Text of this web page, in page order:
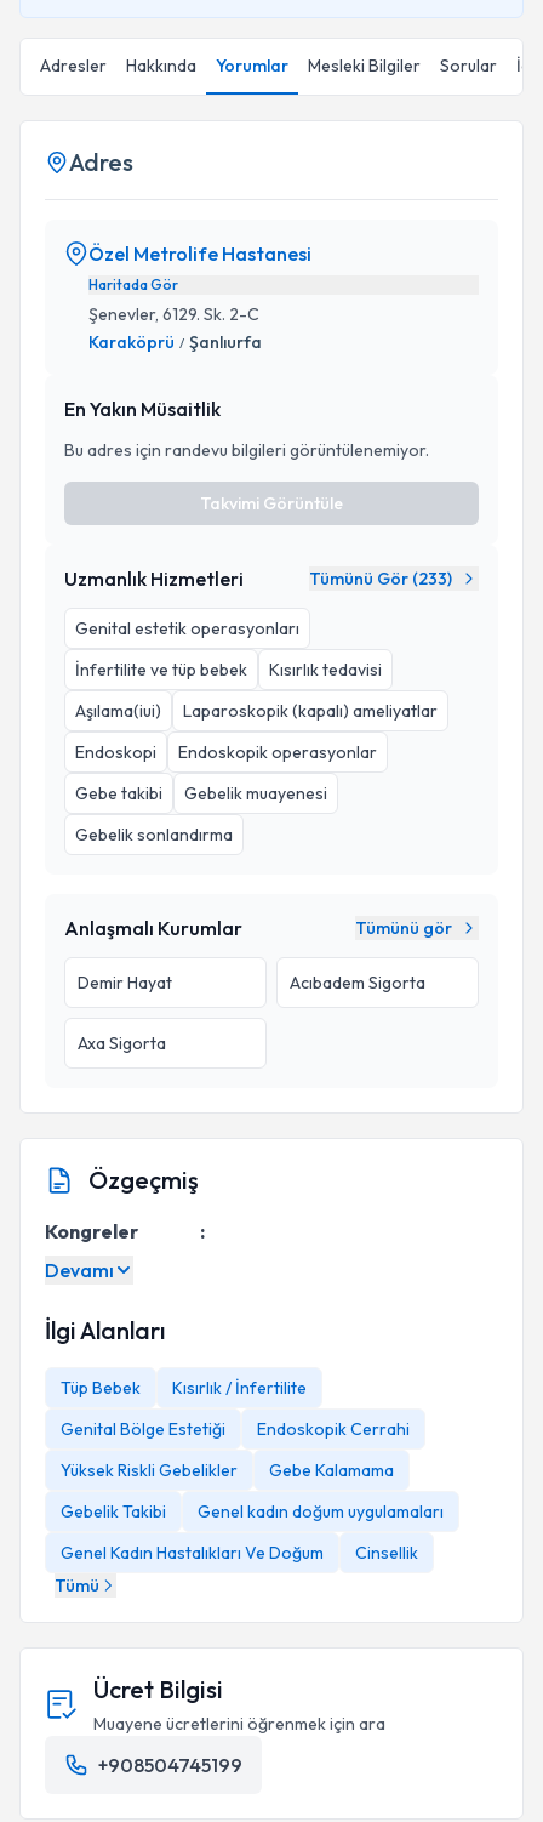
Adresler Hakkında Yorumlar Mesleki Bilgiler Sorular
Adres
Özel Metrolife Hastanesi
Haritada Gör
Şenevler, 6129. Sk. 2-C
Karaköprü / Şanlıurfa
En Yakın Müsaitlik
Bu adres için randevu bilgileri görüntülenemiyor.
Takvimi Görüntüle
Uzmanlık Hizmetleri Tümünü Gör (233)
Genital estetik operasyonları
İnfertilite ve tüp bebek
Kısırlık tedavisi
Aşılama(iui)
Laparoskopik (kapalı) ameliyatlar
Endoskopi
Endoskopik operasyonlar
Gebe takibi
Gebelik muayenesi
Gebelik sonlandırma
Anlaşmalı Kurumlar Tümünü gör
Demir Hayat Acıbadem Sigorta
Axa Sigorta
Özgeçmiş
Kongreler :
Devamı
İlgi Alanları
Tüp Bebek
Kısırlık / İnfertilite
Genital Bölge Estetiği
Endoskopik Cerrahi
Yüksek Riskli Gebelikler
Gebe Kalamama
Gebelik Takibi
Genel kadın doğum uygulamaları
Genel Kadın Hastalıkları Ve Doğum
Cinsellik
Tümü
Ücret Bilgisi
Muayene ücretlerini öğrenmek için ara
+908504745199